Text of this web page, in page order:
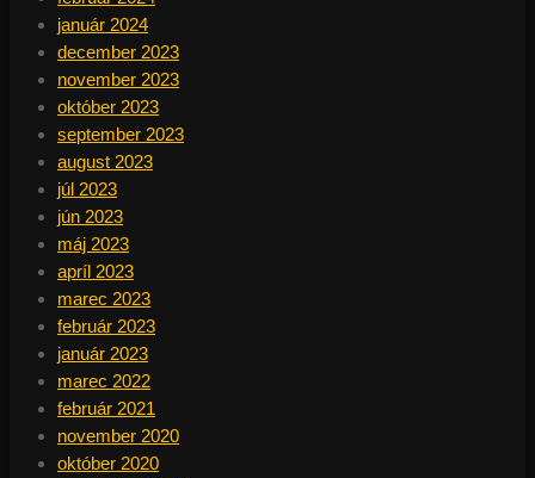
január 2024
december 2023
november 2023
október 2023
september 2023
august 2023
júl 2023
jún 2023
máj 2023
apríl 2023
marec 2023
február 2023
január 2023
marec 2022
február 2021
november 2020
október 2020